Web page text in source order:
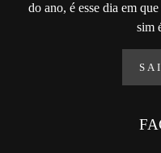
do ano, é esse dia em
sim